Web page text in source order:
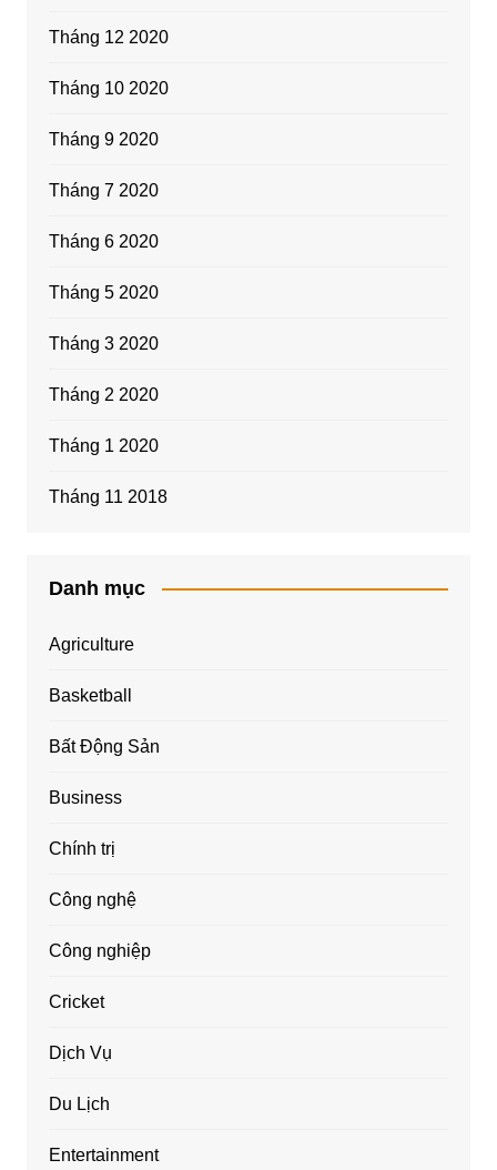
Tháng 12 2020
Tháng 10 2020
Tháng 9 2020
Tháng 7 2020
Tháng 6 2020
Tháng 5 2020
Tháng 3 2020
Tháng 2 2020
Tháng 1 2020
Tháng 11 2018
Danh mục
Agriculture
Basketball
Bất Động Sản
Business
Chính trị
Công nghệ
Công nghiệp
Cricket
Dịch Vụ
Du Lịch
Entertainment